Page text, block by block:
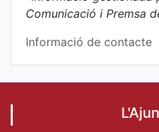
Comunicació i Premsa
Informació de contacte